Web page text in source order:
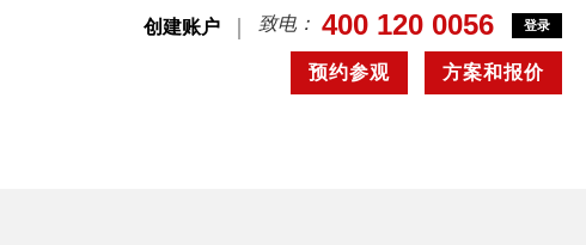
创建账户 致电： 400 120 0056 登录
方案和报价
预约参观